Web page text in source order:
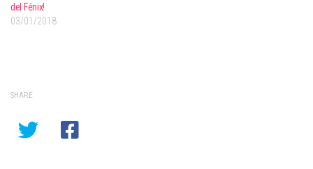
del Fénix!
03/01/2018
SHARE